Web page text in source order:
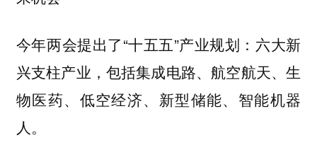
今年两会提出了“十五五”产业规划：六大新
兴支柱产业，包括集成电路、航空航天、生
物医药、低空经济、新型储能、智能机器
人。